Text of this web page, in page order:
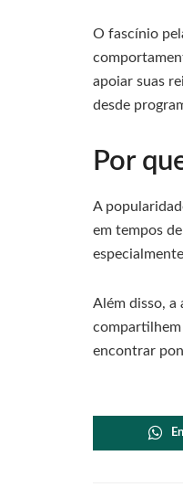
O fascínio
apoiar suas
desde
Por
A
em tempos
Além disso, a
encontrar